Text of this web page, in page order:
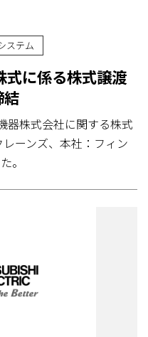
ステム
式に係る株式譲渡
器株式会社に関する株式
ーンズ、本社：フィン
。